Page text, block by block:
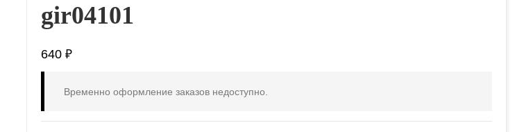
gir04101
640 ₽
Временно оформление заказов недоступно.